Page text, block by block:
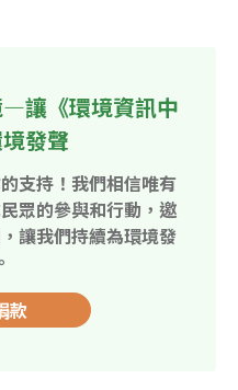
讓《環境資訊中
發聲
支持！我們相信唯有
眾的參與和行動，邀
讓我們持續為環境發
款